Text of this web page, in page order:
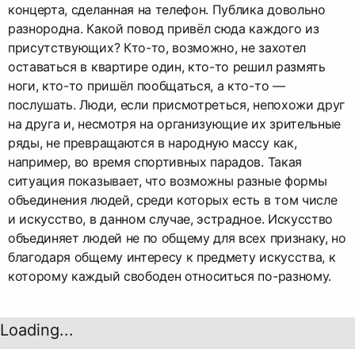
концерта, сделанная на телефон. Публика довольно
разнородна. Какой повод привёл сюда каждого из
присутствующих? Кто-то, возможно, не захотел
оставаться в квартире один, кто-то решил размять
ноги, кто-то пришёл пообщаться, а кто-то —
послушать. Люди, если присмотреться, непохожи друг
на друга и, несмотря на организующие их зрительные
ряды, не превращаются в народную массу как,
например, во время спортивных парадов. Такая
ситуация показывает, что возможны разные формы
объединения людей, среди которых есть в том числе
и искусство, в данном случае, эстрадное. Искусство
объединяет людей не по общему для всех признаку, но
благодаря общему интересу к предмету искусства, к
которому каждый свободен относиться по-разному.
Loading...